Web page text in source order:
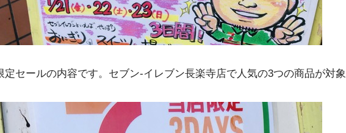
定セールの内容です。セブン-イレブン長楽寺店で人気の3つの商品が対象